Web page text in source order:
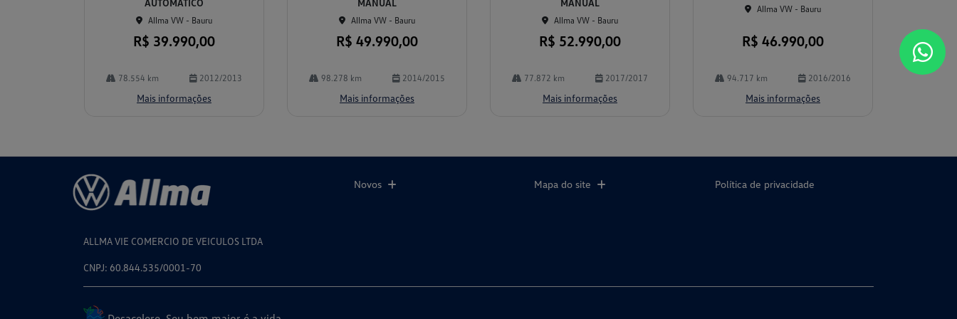
Allma VW - Bauru
R$ 39.990,00
78.554 km 2012/2013
Mais informações
Allma VW - Bauru
R$ 49.990,00
98.278 km 2014/2015
Mais informações
Allma VW - Bauru
R$ 52.990,00
77.872 km 2017/2017
Mais informações
Allma VW - Bauru
R$ 46.990,00
94.717 km 2016/2016
Mais informações
Novos Mapa do site Política de privacidade
ALLMA VIE COMERCIO DE VEICULOS LTDA
CNPJ: 60.844.535/0001-70